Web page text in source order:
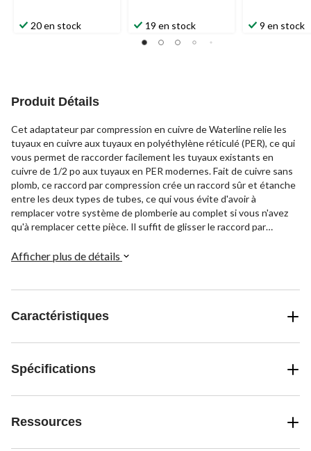
20 en stock 19 en stock 9 en stock
Produit Détails
Cet adaptateur par compression en cuivre de Waterline relie les
tuyaux en cuivre aux tuyaux en polyéthylène réticulé (PER), ce qui
vous permet de raccorder facilement les tuyaux existants en
cuivre de 1/2 po aux tuyaux en PER modernes. Fait de cuivre sans
plomb, ce raccord par compression crée un raccord sûr et étanche
entre les deux types de tubes, ce qui vous évite d'avoir à
remplacer votre système de plomberie au complet si vous n'avez
qu'à remplacer cette pièce. Il suffit de glisser le raccord par
serrer l'écrou de compression pour créer un raccord fiable qui
Afficher plus de détails
Caractéristiques
Spécifications
Ressources